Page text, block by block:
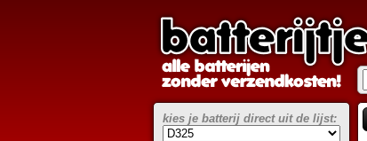
kies je batterij direct uit de lijst: